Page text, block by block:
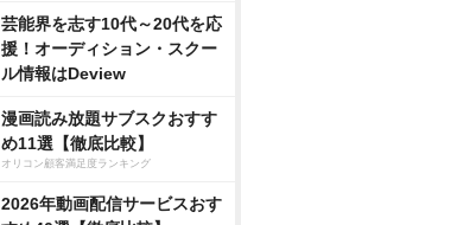
芸能界を志す10代～20代を応
援！オーディション・スクー
ル情報はDeview
漫画読み放題サブスクおすす
め11選【徹底比較】
オリコン顧客満足度ランキング
2026年動画配信サービスおす